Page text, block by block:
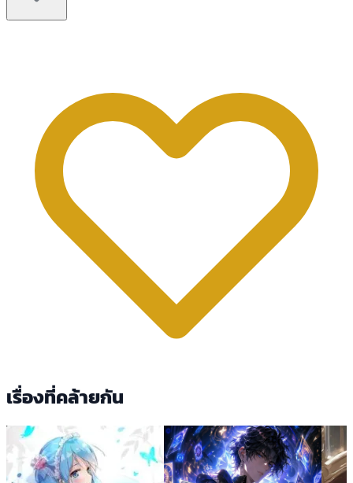
เรื่องที่คล้ายกัน